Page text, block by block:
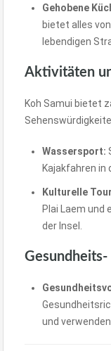
Gehobene
bietet alles
lebendigen
Aktivitäten
Koh Samui bietet
Wassersport:
Kajakfahren in
Kulturelle
Plai Laem und
der Insel.
und